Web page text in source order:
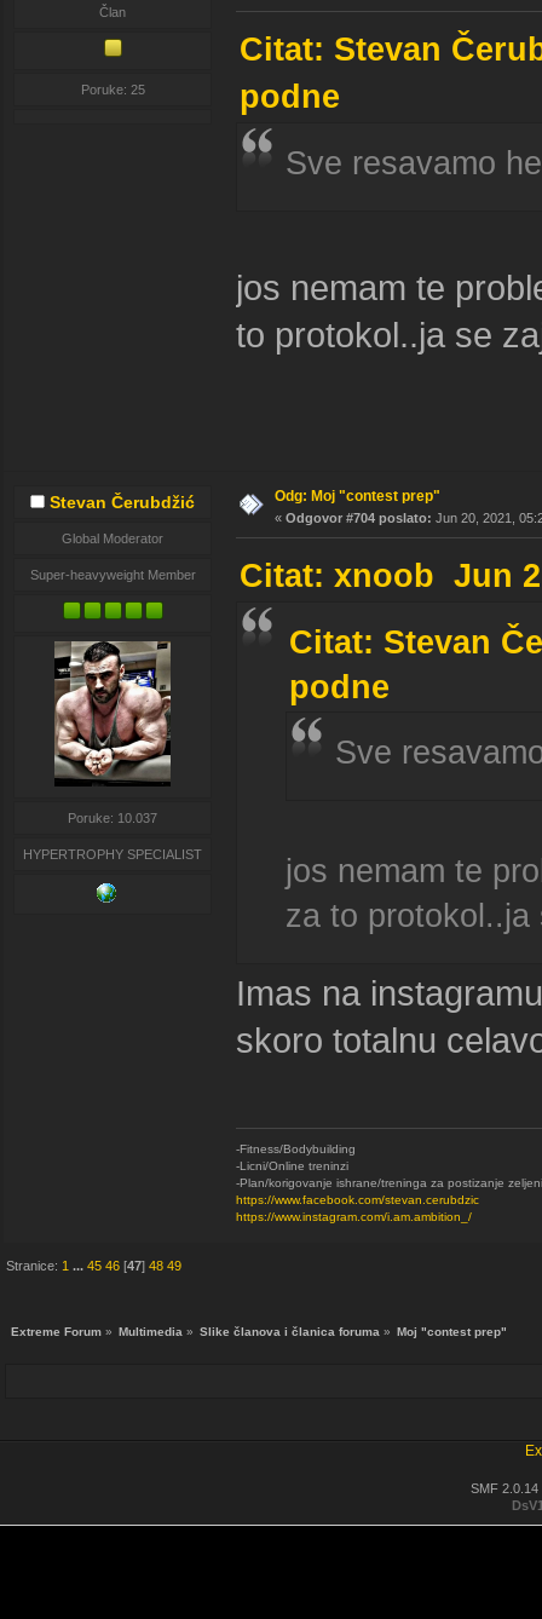
Član
Poruke: 25
Citat: Stevan
podne
Sve resavamo
jos nemam te
to protokol..ja se
Stevan Čerubdžić
Global Moderator
Super-heavyweight Member
Poruke: 10.037
HYPERTROPHY SPECIALIST
Odg: Moj "contest prep"
« Odgovor #704 poslato: Jun 20, 2021,
Citat: xnoob Jun
Citat: Stevan
podne
Sve
jos nemam te
za to
Imas na
skoro totalnu
-Fitness/Bodybuilding
-Licni/Online treninzi
-Plan/korigovanje ishrane/treninga za postizanje
https://www.facebook.com/stevan.cerubdzic
https://www.instagram.com/i.am.ambition_/
Stranice: 1 ...45 46 [47]48 49
Extreme Forum » Multimedia » Slike članova i članica foruma » Moj "contest prep"
SMF 2.0.14